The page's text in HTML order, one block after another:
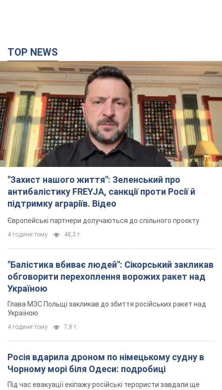
TOP NEWS
"Захист нашого життя": Зеленський про
антибалістику FREYJA, санкції проти Росії й
підтримку аграріїв. Відео
Європейські партнери долучаються до спільного проєкту
4 години тому 48,3 т.
"Балістика вбиває людей": Сікорський закликав
обговорити перехоплення ворожих ракет над
Україною
Глава МЗС Польщі закликав до збиття російських ракет над
Україною
4 години тому 7,8 т.
Росія вдарила дроном по німецькому судну в
Чорному морі біля Одеси: подробиці
Під час евакуації екіпажу російські терористи завдали ще